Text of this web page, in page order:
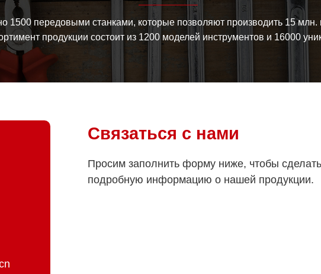
1500 передовыми станками, которые позволяют производить 15 млн.
продукции состоит из 1200 моделей инструментов и 16000
Связаться с нами
Просим заполнить форму ниже, чтобы
подробную информацию о нашей продукции.